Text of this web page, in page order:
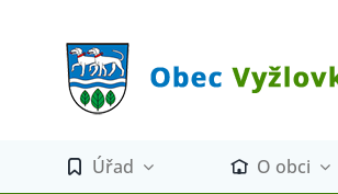
Úřad O obci